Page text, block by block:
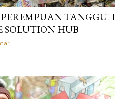
TANGGUH
SOLUTION HUB